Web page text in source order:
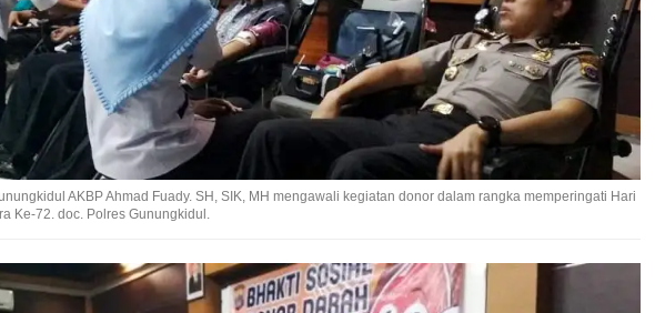
AKBP Ahmad Fuady. SH, SIK, MH mengawali kegiatan donor dalam rangka memperingati Hari
Ke-72. doc. Polres Gunungkidul.